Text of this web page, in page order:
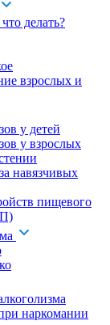
делать?
взрослых и
у детей
у взрослых
навязчивых
пищевого
наркомании